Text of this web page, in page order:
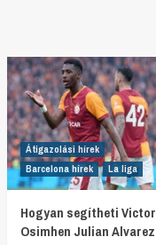
Átigazolási hírek
Barcelona hírek
La liga
Hogyan segítheti Victor
Osimhen Julian Alvarez